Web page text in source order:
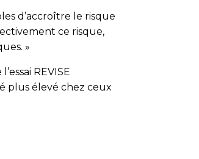
d’accroître le risque
ce risque,
»
REVISE
plus élevé chez ceux